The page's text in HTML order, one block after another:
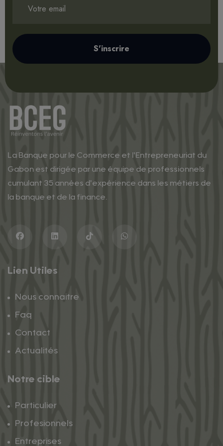
saisissez cette dernière opportunité
S'inscrire
La Banque pour le Commerce et l'Entrepreneuriat du
Gabon est dirigée par une équipe de professionnels
cumulant 35 années d'expérience dans les métiers de
la banque et de la finance.
Lien Utiles
Nous connaitre
Faq
Contact
Actualités
Notre cible
Particulier
Profesionnels
Entreprises